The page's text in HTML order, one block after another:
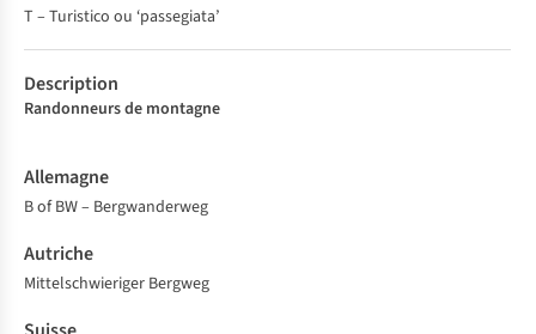
T – Turistico ou ‘passegiata’
Randonneurs de montagne
B of BW – Bergwanderweg
Mittelschwieriger Bergweg